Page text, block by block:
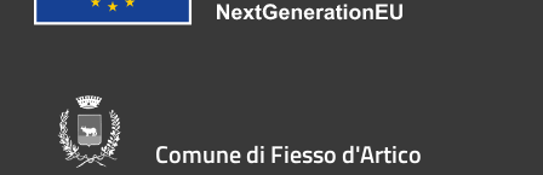
Comune di Fiesso d'Artico